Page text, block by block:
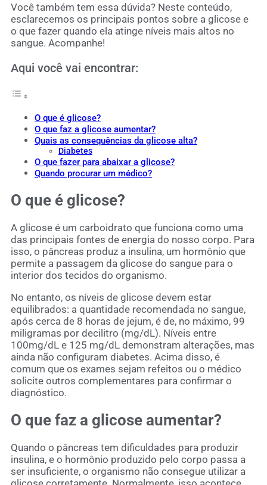
Você também tem essa dúvida? Neste conteúdo,
esclarecemos os principais pontos sobre a glicose e
o que fazer quando ela atinge níveis mais altos no
sangue. Acompanhe!
Aqui você vai encontrar:
O que é glicose?
O que faz a glicose aumentar?
Quais as consequências da glicose alta?
Diabetes
O que fazer para abaixar a glicose?
Quando procurar um médico?
O que é glicose?
A glicose é um carboidrato que funciona como uma
das principais fontes de energia do nosso corpo. Para
isso, o pâncreas produz a insulina, um hormônio que
permite a passagem da glicose do sangue para o
interior dos tecidos do organismo.
No entanto, os níveis de glicose devem estar
equilibrados: a quantidade recomendada no sangue,
após cerca de 8 horas de jejum, é de, no máximo, 99
miligramas por decilitro (mg/dL). Níveis entre
100mg/dL e 125 mg/dL demonstram alterações, mas
ainda não configuram diabetes. Acima disso, é
comum que os exames sejam refeitos ou o médico
solicite outros complementares para confirmar o
diagnóstico.
O que faz a glicose aumentar?
Quando o pâncreas tem dificuldades para produzir
insulina, e o hormônio produzido pelo corpo passa a
ser insuficiente, o organismo não consegue utilizar a